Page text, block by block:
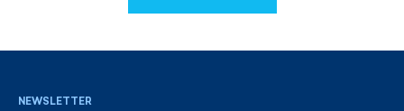
NEWSLETTER